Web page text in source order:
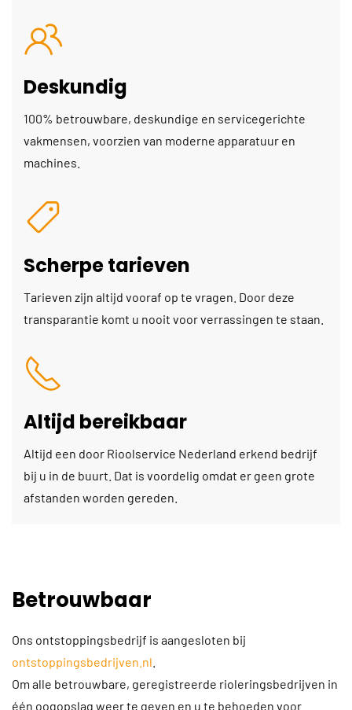
Deskundig
100% betrouwbare, deskundige en servicegerichte
vakmensen, voorzien van moderne apparatuur en
machines.
Scherpe tarieven
Tarieven zijn altijd vooraf op te vragen. Door deze
transparantie komt u nooit voor verrassingen te staan.
Altijd bereikbaar
Altijd een door Rioolservice Nederland erkend bedrijf
bij u in de buurt. Dat is voordelig omdat er geen grote
afstanden worden gereden.
Betrouwbaar
Ons ontstoppingsbedrijf is aangesloten bij
ontstoppingsbedrijven.nl
Om alle betrouwbare, geregistreerde rioleringsbedrijven in
één oogopslag weer te geven en u te behoeden voor